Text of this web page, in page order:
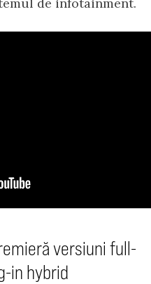
versiuni full-
in hybrid